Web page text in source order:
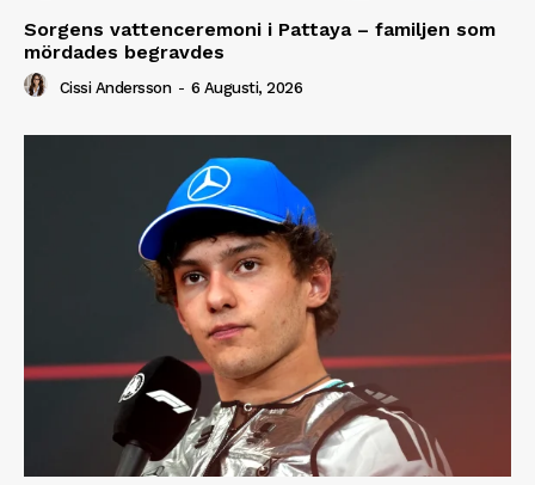
Sorgens vattenceremoni i Pattaya – familjen som
mördades begravdes
Cissi Andersson - 6 Augusti, 2026